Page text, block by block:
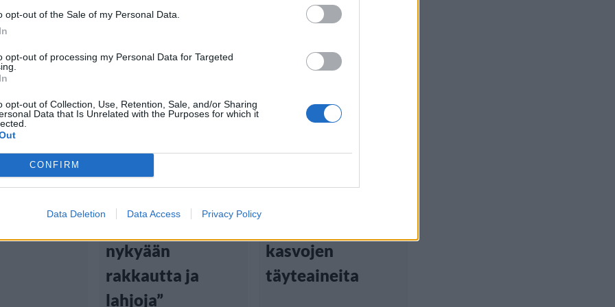
opt-out of the Sale of my Personal Data.
opt-out of processing my Personal Data for Targeted
opt-out of Collection, Use, Retention, Sale, and/or Sharing
Data that Is Unrelated with the Purposes for which it
CONFIRM
Data Deletion Data Access Privacy Policy
yllätti
–
15.9.2023, 5:00
Blac Chynan
elämänmuutos
faneihin: ”Saan
nykyään
rakkautta ja
lahjoja”
27.8.2023, 18:00
Glamourmalli
kasvojen
täyteaineita